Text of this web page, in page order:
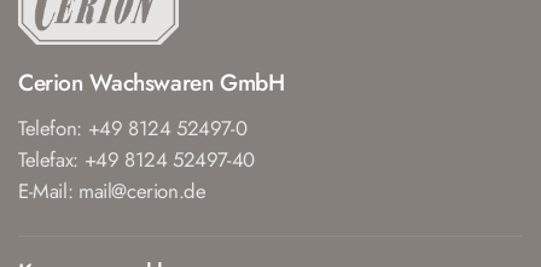
Cerion Wachswaren GmbH
Telefon: +49 8124 52497-0
Telefax: +49 8124 52497-40
E-Mail: mail@cerion.de